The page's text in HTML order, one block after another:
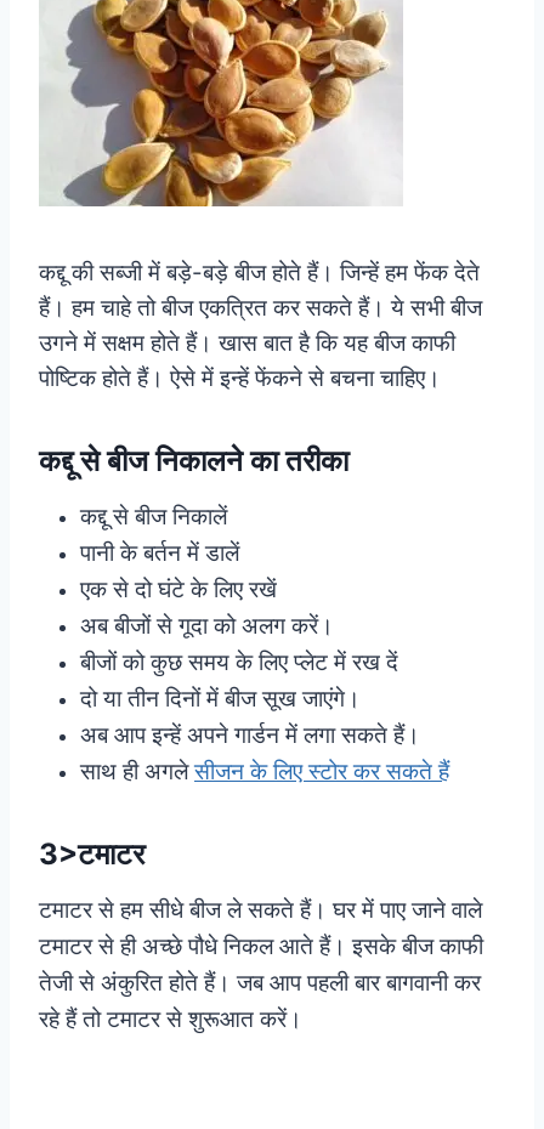
कद्दू की सब्जी में बड़े-बड़े बीज होते हैं। जिन्हें हम फेंक देते
हैं। हम चाहे तो बीज एकत्रित कर सकते हैं। ये सभी बीज
उगने में सक्षम होते हैं। खास बात है कि यह बीज काफी
पोष्टिक होते हैं। ऐसे में इन्हें फेंकने से बचना चाहिए।
कद्दू से बीज निकालने का तरीका
कद्दू से बीज निकालें
पानी के बर्तन में डालें
एक से दो घंटे के लिए रखें
अब बीजों से गूदा को अलग करें।
बीजों को कुछ समय के लिए प्लेट में रख दें
दो या तीन दिनों में बीज सूख जाएंगे।
अब आप इन्हें अपने गार्डन में लगा सकते हैं।
साथ ही अगलेसीजन के लिए स्टोर कर सकते हैं
3>टमाटर
टमाटर से हम सीधे बीज ले सकते हैं। घर में पाए जाने वाले
टमाटर से ही अच्छे पौधे निकल आते हैं। इसके बीज काफी
तेजी से अंकुरित होते हैं। जब आप पहली बार बागवानी कर
रहे हैं तो टमाटर से शुरूआत करें।